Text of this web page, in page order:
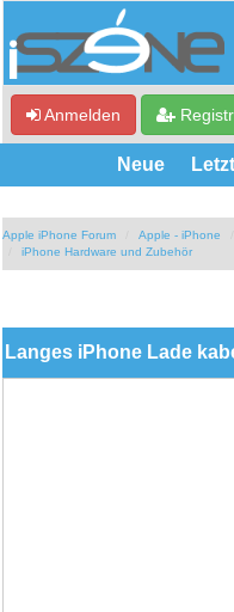
Anmelden
Neue
Apple iPhone Forum Apple - iPhone
iPhone Hardware und Zubehör
Langes iPhone Lade